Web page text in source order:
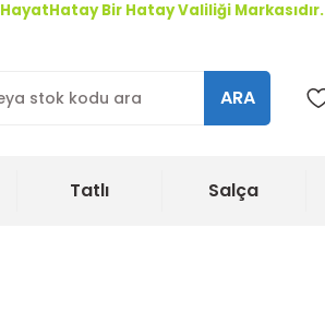
HayatHatay Bir Hatay Valiliği Markasıdır.
ARA
Tatlı Salça